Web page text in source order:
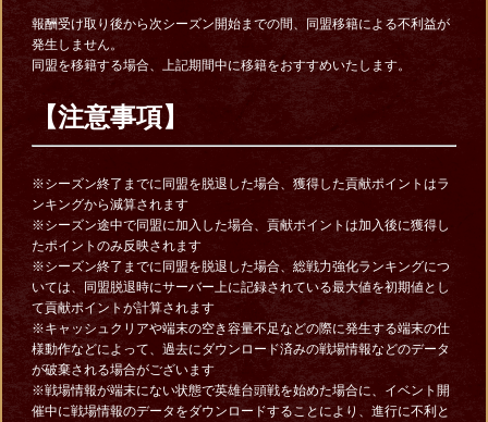
報酬受け取り後から次シーズン開始までの間、同盟移籍による不利益が
発生しません。
同盟を移籍する場合、上記期間中に移籍をおすすめいたします。
【注意事項】
※シーズン終了までに同盟を脱退した場合、獲得した貢献ポイントはラ
ンキングから減算されます
※シーズン途中で同盟に加入した場合、貢献ポイントは加入後に獲得し
たポイントのみ反映されます
※シーズン終了までに同盟を脱退した場合、総戦力強化ランキングにつ
いては、同盟脱退時にサーバー上に記録されている最大値を初期値とし
て貢献ポイントが計算されます
※キャッシュクリアや端末の空き容量不足などの際に発生する端末の仕
様動作などによって、過去にダウンロード済みの戦場情報などのデータ
が破棄される場合がございます
※戦場情報が端末にない状態で英雄台頭戦を始めた場合に、イベント開
催中に戦場情報のデータをダウンロードすることにより、進行に不利と